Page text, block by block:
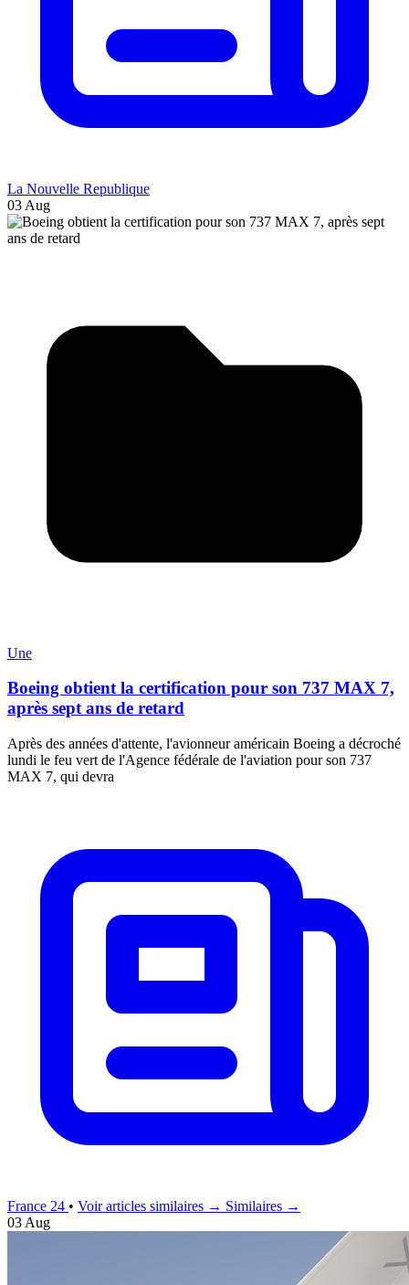
La Nouvelle Republique
03 Aug
Une
Boeing obtient la certification pour son 737 MAX 7,
après sept ans de retard
Après des années d'attente, l'avionneur américain Boeing a décroché
lundi le feu vert de l'Agence fédérale de l'aviation pour son 737
MAX 7, qui devra
France 24 • Voir articles similaires → Similaires →
03 Aug